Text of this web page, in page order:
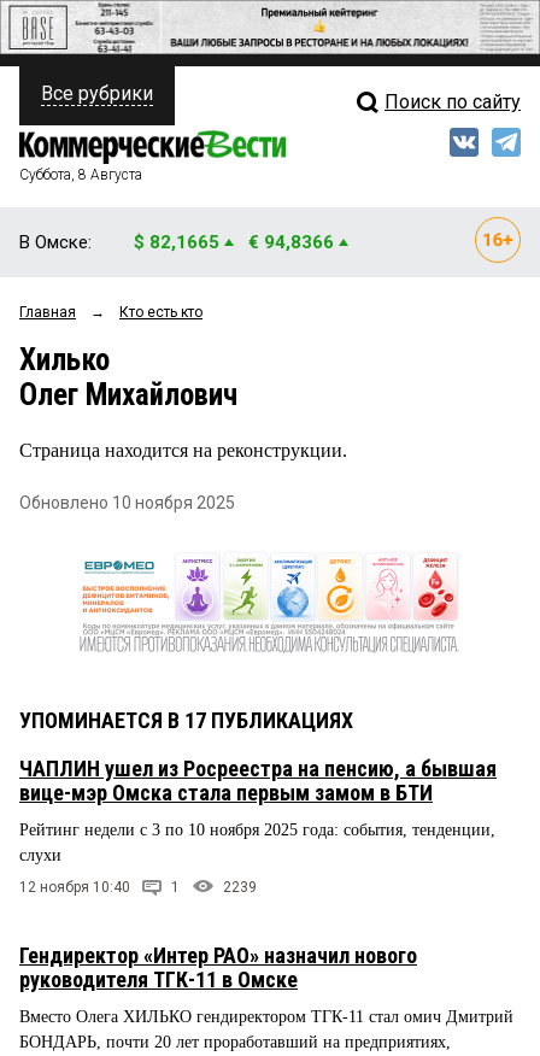
ПОЛИТИКА
ФИНАНСЫ
ОБЩЕСТВО
ЗАКОН
Свежий выпуск
Все рубрики Поиск по сайту
Суббота, 8 Августа
В Омске: $ 82,1665 € 94,8366
Главная → Кто есть кто
Хилько
Олег Михайлович
Страница находится на реконструкции.
Обновлено 10 ноября 2025
УПОМИНАЕТСЯ В 17 ПУБЛИКАЦИЯХ
ЧАПЛИН ушел из Росреестра на пенсию, а бывшая
вице-мэр Омска стала первым замом в БТИ
Рейтинг недели с 3 по 10 ноября 2025 года: события, тенденции,
слухи
12 ноября 10:40 1 2239
Гендиректор «Интер РАО» назначил нового
руководителя ТГК-11 в Омске
Вместо Олега ХИЛЬКО гендиректором ТГК-11 стал омич Дмитрий
БОНДАРЬ, почти 20 лет проработавший на предприятиях,